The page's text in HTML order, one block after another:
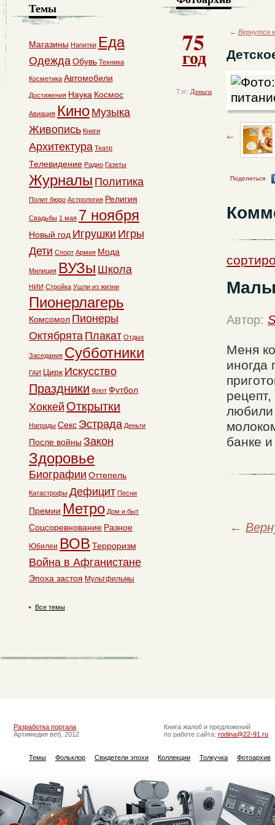
75
год
Тэг: Деньги
← Вернутся
Поделиться
Автор:
Меня
иногда
любили
банке
←
Темы
Магазины Напитки Еда
ОдеждаОбувь Техника
Косметика Автомобили
Достижения Наука Космос
Авиация Кино Музыка
Живопись Книги
Архитектура Театр
Телевидение Радио Газеты
Журналы Политика
Полит бюро Астрология Религия
Свадьбы 1 мая 7 ноября
Новый год Игрушки Игры
Дети Спорт Армия Мода
Милиция ВУЗы Школа
НИИ Стройка Ушли из жизни
Пионерлагерь
Комсомол Пионеры
Октябрята Плакат Отдых
Заседания Субботники
ГАИ Цирк Искусство
Праздники Флот Футбол
Хоккей Открытки
Награды Секс Эстрада Деньги
После войны Закон
Здоровье
Биографии Оттепель
Катастрофы Дефицит Песни
Премии Метро Дом и быт
Соцсоревнование Разное
Юбилеи ВОВ Терроризм
Война в Афганистане
Эпоха застоя Мультфильмы
Все темы
Разработка портала
Артимедия веб, 2012
Книга жалоб и предложений
по работе сайта: rodina@22-91.ru
Темы Фольклор Свидетели эпохи Коллекции Толкучка Фотоархив